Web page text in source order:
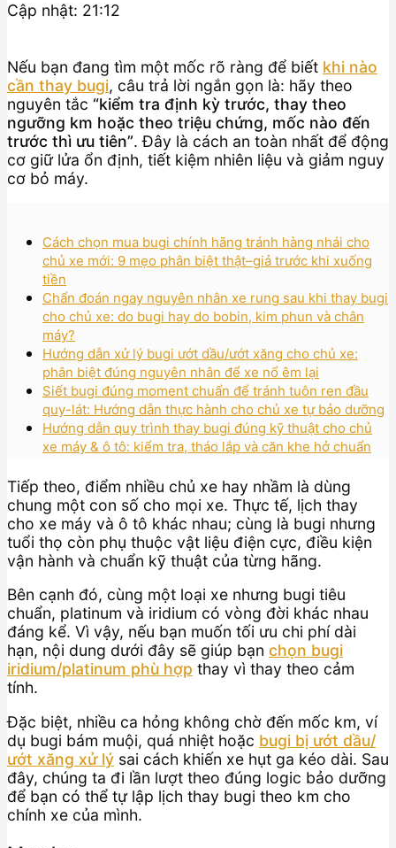
Cập nhật: 21:12
Nếu bạn đang tìm một mốc rõ ràng để biết khi nào
cần thay bugi, câu trả lời ngắn gọn là: hãy theo
nguyên tắc “kiểm tra định kỳ trước, thay theo
ngưỡng km hoặc theo triệu chứng, mốc nào đến
trước thì ưu tiên”. Đây là cách an toàn nhất để động
cơ giữ lửa ổn định, tiết kiệm nhiên liệu và giảm nguy
cơ bỏ máy.
Cách chọn mua bugi chính hãng tránh hàng nhái cho
chủ xe mới: 9 mẹo phân biệt thật–giả trước khi xuống
tiền
Chẩn đoán ngay nguyên nhân xe rung sau khi thay bugi
cho chủ xe: do bugi hay do bobin, kim phun và chân
máy?
Hướng dẫn xử lý bugi ướt dầu/ướt xăng cho chủ xe:
phân biệt đúng nguyên nhân để xe nổ êm lại
Siết bugi đúng moment chuẩn để tránh tuôn ren đầu
quy-lát: Hướng dẫn thực hành cho chủ xe tự bảo dưỡng
Hướng dẫn quy trình thay bugi đúng kỹ thuật cho chủ
xe máy & ô tô: kiểm tra, tháo lắp và căn khe hở chuẩn
Tiếp theo, điểm nhiều chủ xe hay nhầm là dùng
chung một con số cho mọi xe. Thực tế, lịch thay
cho xe máy và ô tô khác nhau; cùng là bugi nhưng
tuổi thọ còn phụ thuộc vật liệu điện cực, điều kiện
vận hành và chuẩn kỹ thuật của từng hãng.
Bên cạnh đó, cùng một loại xe nhưng bugi tiêu
chuẩn, platinum và iridium có vòng đời khác nhau
đáng kể. Vì vậy, nếu bạn muốn tối ưu chi phí dài
hạn, nội dung dưới đây sẽ giúp bạn chọn bugi
iridium/platinum phù hợp thay vì thay theo cảm
tính.
Đặc biệt, nhiều ca hỏng không chờ đến mốc km, ví
dụ bugi bám muội, quá nhiệt hoặc bugi bị ướt dầu/
ướt xăng xử lý sai cách khiến xe hụt ga kéo dài. Sau
đây, chúng ta đi lần lượt theo đúng logic bảo dưỡng
để bạn có thể tự lập lịch thay bugi theo km cho
chính xe của mình.